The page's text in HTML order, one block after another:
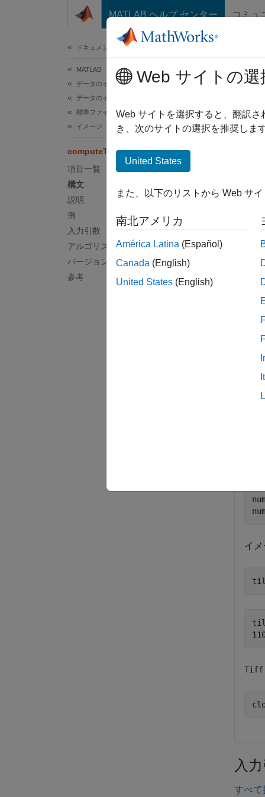
コンテンツへスキップ
MATLAB ヘルプ センター コミュ
ドキュメンテーションのホーム
MATLAB
データのインポートと解析
データのインポートとエクスポート
標準ファイル形式
イメージ データ
computeTile
項目一覧
構文
説明
例
入力引数
アルゴリズム
バージョン履歴
参考
指定さ
すべ
イ
Tiff
入
すべて
Web サイトの選
Web サイトを選択すると、翻訳
き、次のサイトの選択を推奨しま
United States
また、以下のリストから Web サ
南北アメリカ
América Latina (Español)
Canada (English)
United States (English)